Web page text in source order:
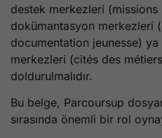
destek merkezleri
dokümantasyon merkezleri
documentation jeunesse)
merkezleri (cités des
doldurulmalıdır.
Bu belge, Parcoursup
sırasında önemli bir rol